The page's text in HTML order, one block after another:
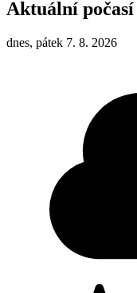
Aktuální počasí
dnes, pátek 7. 8. 2026